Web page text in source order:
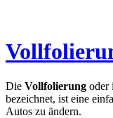
Die Vollfolierung oder
bezeichnet, ist eine
Autos zu ändern.